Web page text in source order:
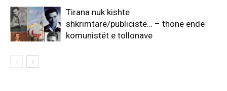
Tirana nuk kishte
shkrimtarë/publicistë… – thonë ende
komunistët e tollonave